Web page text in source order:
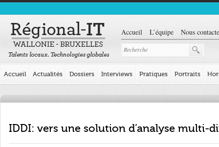
Accueil L’équipe Nous
Accueil Actualités Dossiers Interviews Pratiques Portraits
IDDI: vers une solution d’analyse multi-